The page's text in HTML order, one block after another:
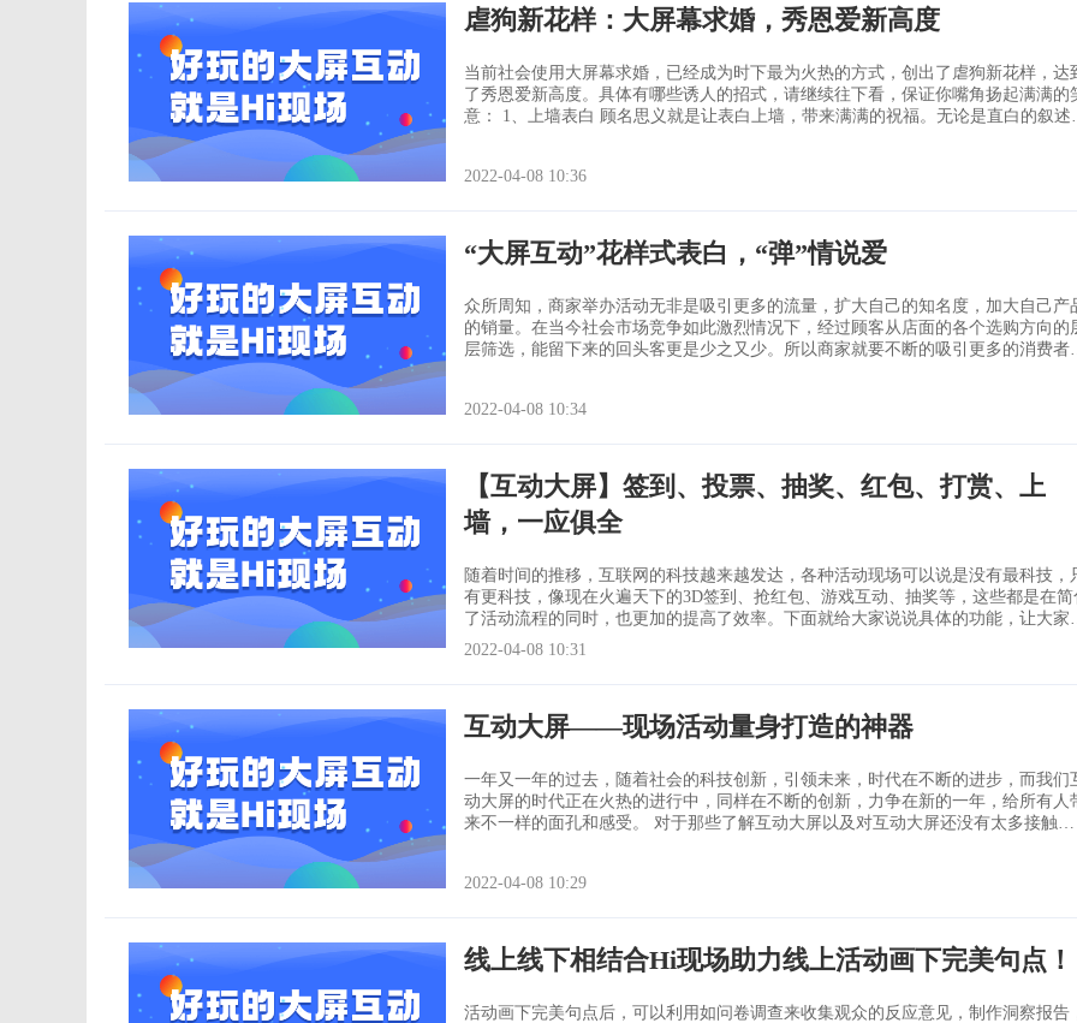
虐狗新花样：大屏幕求婚，秀恩爱新高度
当前社会使用大屏幕求婚，已经成为时下最为火热的方式，创出了虐狗新花样，达
了秀恩爱新高度。具体有哪些诱人的招式，请继续往下看，保证你嘴角扬起满满的
意： 1、上墙表白 顾名思义就是让表白上墙，带来满满的祝福。无论是直白的叙述还
上，才是情人节最高级的玩法
2022-04-08 10:36
“大屏互动”花样式表白，“弹”情说爱
众所周知，商家举办活动无非是吸引更多的流量，扩大自己的知名度，加大自己产
的销量。在当今社会市场竞争如此激烈情况下，经过顾客从店面的各个选购方向的
层筛选，能留下来的回头客更是少之又少。所以商家就要不断的吸引更多的消费者，
现在社会的消费习惯就是人越多
2022-04-08 10:34
【互动大屏】签到、投票、抽奖、红包、打赏、上
墙，一应俱全
随着时间的推移，互联网的科技越来越发达，各种活动现场可以说是没有最科技，
有更科技，像现在火遍天下的3D签到、抢红包、游戏互动、抽奖等，这些都是在简
了活动流程的同时，也更加的提高了效率。下面就给大家说说具体的功能，让大家更
详细的了解神奇的存在： 一、签到 传统签到就是一张纸一支笔，手动操作一番，生
硬且无趣，签字结束后就没有任何回忆的地方。互动大屏签到可以自定义背景，包括
2022-04-08 10:31
互动大屏——现场活动量身打造的神器
一年又一年的过去，随着社会的科技创新，引领未来，时代在不断的进步，而我们
动大屏的时代正在火热的进行中，同样在不断的创新，力争在新的一年，给所有人
来不一样的面孔和感受。 对于那些了解互动大屏以及对互动大屏还没有太多接触的
你找到我们小嗨，我们就能够还你
2022-04-08 10:29
线上线下相结合Hi现场助力线上活动画下完美句点！
活动画下完美句点后，可以利用如问卷调查来收集观众的反应意见，制作洞察报告